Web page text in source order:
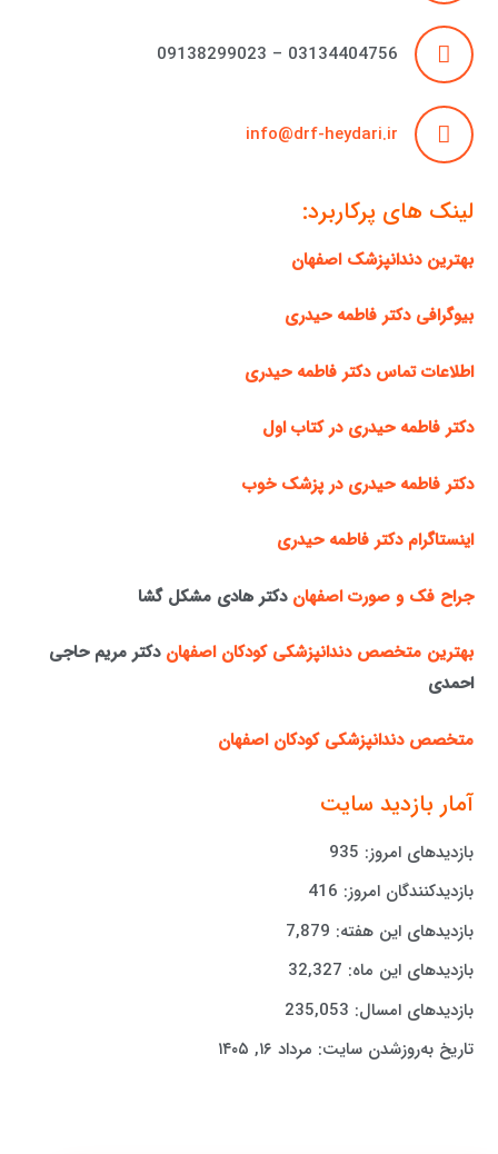
03134404756 – 09138299023
info@drf-heydari.ir
لینک های پرکاربرد:
بهترین دندانپزشک اصفهان
بیوگرافی دکتر فاطمه حیدری
اطلاعات تماس دکتر فاطمه حیدری
دکتر فاطمه حیدری در کتاب اول
دکتر فاطمه حیدری در پزشک خوب
اینستاگرام دکتر فاطمه حیدری
جراح فک و صورت اصفهان دکتر هادی مشکل گشا
بهترین متخصص دندانپزشکی کودکان اصفهان دکتر مریم حاجی
احمدی
متخصص دندانپزشکی کودکان اصفهان
آمار بازدید سایت
بازدیدهای امروز: 935
بازدیدکنندگان امروز: 416
بازدیدهای این هفته: 7,879
بازدیدهای این ماه: 32,327
بازدیدهای امسال: 235,053
تاریخ به‌روزشدن سایت: مرداد ۱۶, ۱۴۰۵